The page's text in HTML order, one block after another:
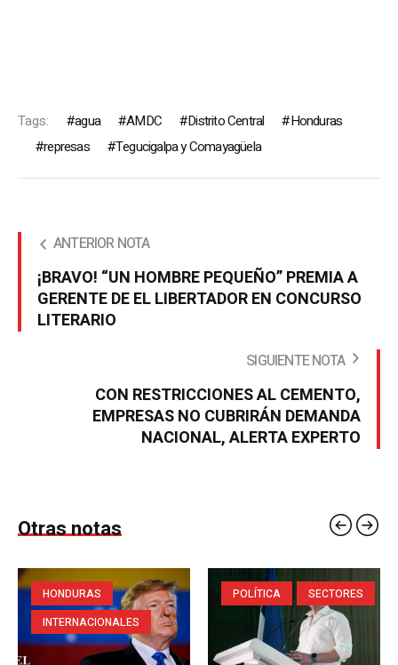
Tags: agua AMDC Distrito Central
Honduras
represas
Tegucigalpa y Comayagüela
ANTERIOR NOTA
¡BRAVO! “UN HOMBRE PEQUEÑO” PREMIA A
GERENTE DE EL LIBERTADOR EN CONCURSO
LITERARIO
SIGUIENTE NOTA
CON RESTRICCIONES AL CEMENTO,
EMPRESAS NO CUBRIRÁN DEMANDA
NACIONAL, ALERTA EXPERTO
Otras notas
HONDURAS
INTERNACIONALES
POLÍTICA SECTORES